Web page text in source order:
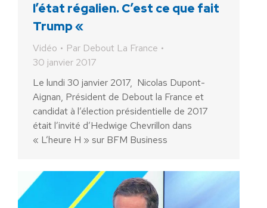
l’état régalien. C’est ce que fait
Trump «
Vidéo Par Debout La France
30 janvier 2017
Le lundi 30 janvier 2017, Nicolas Dupont-
Aignan, Président de Debout la France et
candidat à l’élection présidentielle de 2017
était l’invité d’Hedwige Chevrillon dans
« L’heure H » sur BFM Business